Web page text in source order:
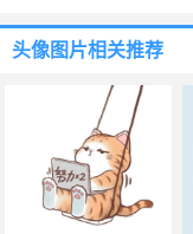
头像图片相关推荐